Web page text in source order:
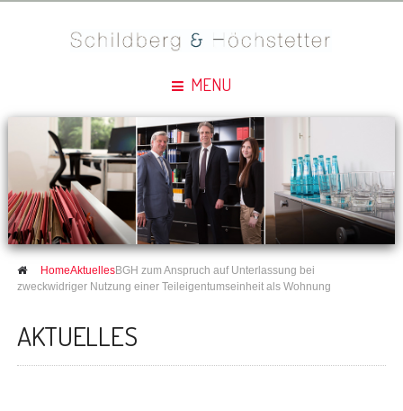
MENU
HomeAktuellesBGH zum Anspruch auf Unterlassung bei
zweckwidriger Nutzung einer Teileigentumseinheit als Wohnung
AKTUELLES